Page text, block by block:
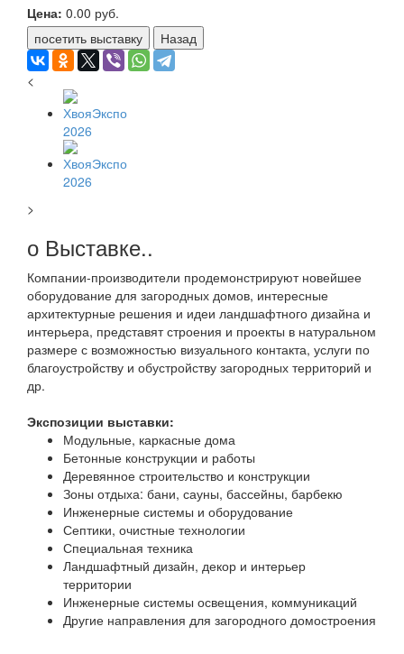
Цена: 0.00 руб.
посетить выставку
Назад
<
>
о Выставке..
Компании-производители продемонстрируют новейшее
оборудование для загородных домов, интересные
архитектурные решения и идеи ландшафтного дизайна и
интерьера, представят строения и проекты в натуральном
размере с возможностью визуального контакта, услуги по
благоустройству и обустройству загородных территорий и
др.
Экспозиции выставки:
Модульные, каркасные дома
Бетонные конструкции и работы
Деревянное строительство и конструкции
Зоны отдыха: бани, сауны, бассейны, барбекю
Инженерные системы и оборудование
Септики, очистные технологии
Специальная техника
Ландшафтный дизайн, декор и интерьер
территории
Инженерные системы освещения, коммуникаций
Другие направления для загородного домостроения